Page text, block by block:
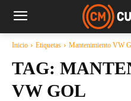
Inicio Etiquetas Mantenimiento VW
TAG:
VW GOL